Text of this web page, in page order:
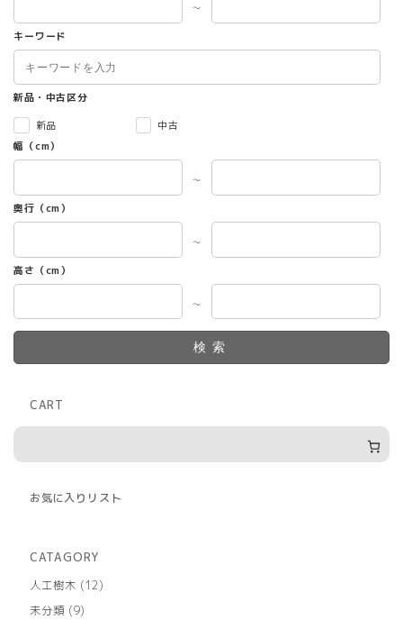
～
キーワード
新品・中古区分
新品
中古
幅（cm）
～
奥行（cm）
～
高さ（cm）
～
検索
CART
お気に入りリスト
CATAGORY
人工樹木
1212
未分類 99